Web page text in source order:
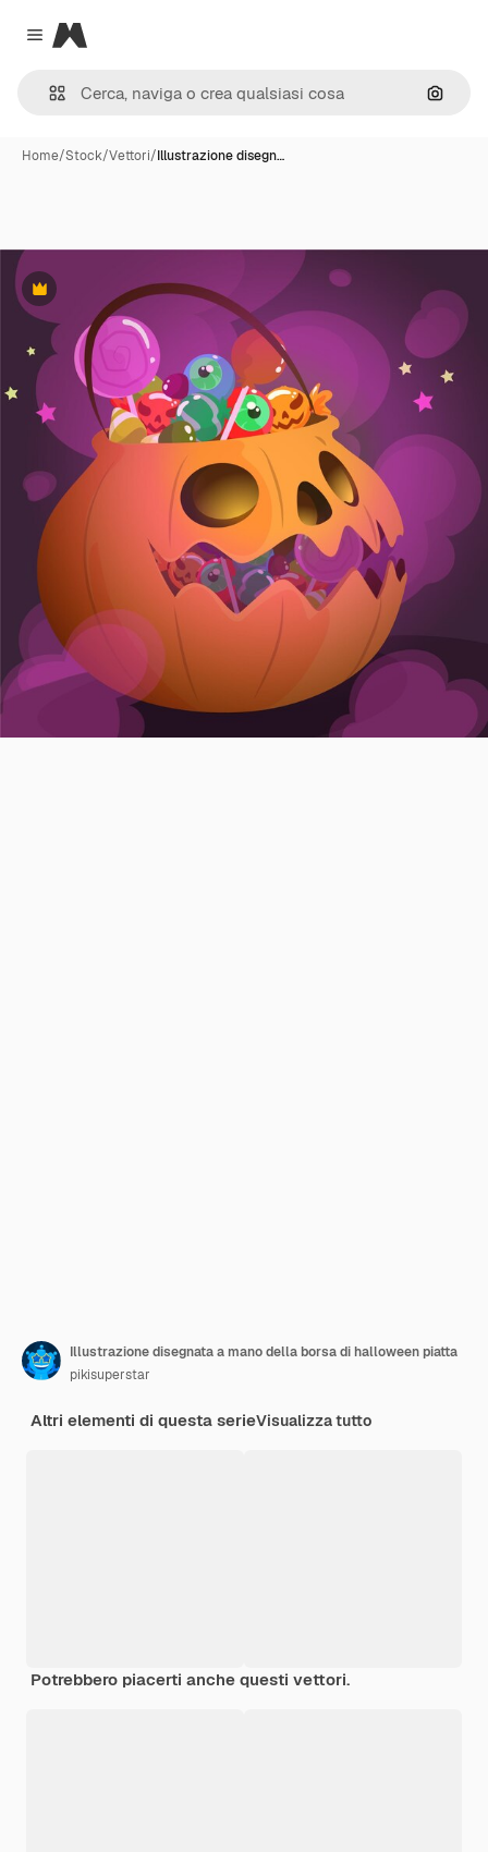
Close menu
Magnific
Cerca
Home/Stock/Vettori/Illustrazione disegn…
Premium
Illustrazione disegnata a mano della borsa di halloween piatta
pikisuperstar
Altri elementi di questa serieVisualizza tutto
Potrebbero piacerti anche questi vettori.